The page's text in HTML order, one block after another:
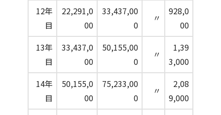
12年
目
22,291,0
00
33,437,00
0
〃
928,0
00
13年
目
33,437,0
00
50,155,00
0
〃
1,39
3,000
14年
目
50,155,0
00
75,233,00
0
〃
2,08
9,000